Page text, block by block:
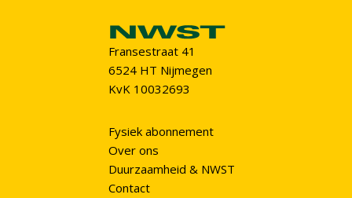
Fransestraat 41
6524 HT Nijmegen
KvK 10032693
Fysiek abonnement
Over ons
Duurzaamheid & NWST
Contact